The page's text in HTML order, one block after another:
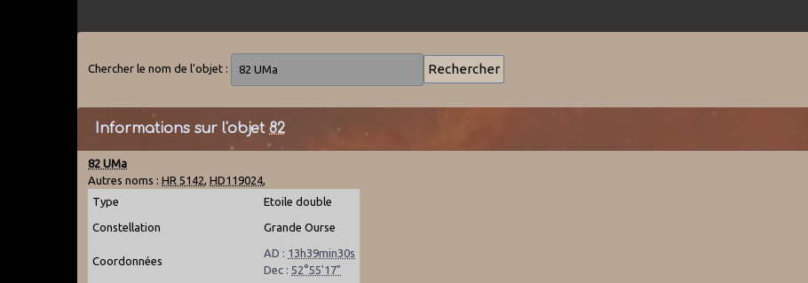
Chercher le nom de l'objet :
Informations sur l'objet82
82 UMa
Autres noms :HR 5142 ,HD119024
Type
Etoile double
Constellation Grande Ourse
Coordonnées
AD : 13h39min30s
Dec : 52°55'17"